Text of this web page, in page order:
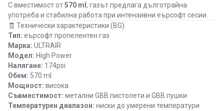
С вместимост от570 ml , газът предлага дълготрайна
употреба и стабилна работа при интензивни еърсофт сесии.
🧾 Технически характеристики (BG)
Тип: еърсофт пропелентен газ
Марка: ULTRAIR
Модел: High Power
Налягане: 174psi
Обем: 570 ml
Мощност: висока
Съвместимост: метални GBB пистолети и GBB пушки
Температурен диапазон: ниски до умерени температури